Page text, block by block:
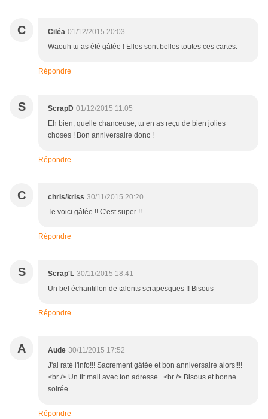
C Ciléa 01/12/2015 20:03
Waouh tu as été gâtée ! Elles sont belles toutes ces cartes.
Répondre
S ScrapD 01/12/2015 11:05
Eh bien, quelle chanceuse, tu en as reçu de bien jolies
choses ! Bon anniversaire donc !
Répondre
C chris/kriss 30/11/2015 20:20
Te voici gâtée !! C'est super !!
Répondre
S Scrap'L 30/11/2015 18:41
Un bel échantillon de talents scrapesques !! Bisous
Répondre
A Aude 30/11/2015 17:52
J'ai raté l'info!!! Sacrement gâtée et bon anniversaire alors!!!!
<br /> Un tit mail avec ton adresse...<br /> Bisous et bonne
soirée
Répondre